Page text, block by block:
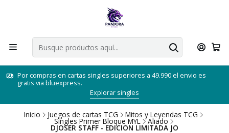
Por compras en cartas singles superiores a 49.990 el envio es
gratis via bluexpress.
Explorar singles
Inicio Juegos de cartas TCG Mitos y Leyendas TCG
Singles Primer Bloque MYL Aliado
DJOSER STAFF - EDICION LIMITADA JO